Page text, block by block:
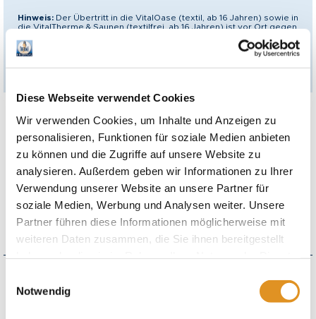
Diese Webseite verwendet Cookies
Wir verwenden Cookies, um Inhalte und Anzeigen zu
personalisieren, Funktionen für soziale Medien anbieten
zu können und die Zugriffe auf unsere Website zu
analysieren. Außerdem geben wir Informationen zu Ihrer
Verwendung unserer Website an unsere Partner für
soziale Medien, Werbung und Analysen weiter. Unsere
Partner führen diese Informationen möglicherweise mit
weiteren Daten zusammen, die Sie ihnen bereitgestellt
Cookies, wenn Sie unsere Webseite weiterhin nutzen.
Notwendig
Hinweis: Der Übertritt in die VitalOase (textil, ab 16 Jahren) sowie in
die VitalTherme & Saunen (textilfrei, ab 16 Jahren) ist vor Ort gegen
den regulären Öffnungszeiten schließen.
Im limitierten Eventticket* enthalten:
1x Tageseintritt Therme am
inkl. Nachtbaden Eventticket ab 19:00 Uhr bis 02:00 Uhr am
Folgetag (06. September 2026)
inkl. Wellenbad & Galaxy Rutschenwelt (bis 24 Uhr)
einlösbar am 05.09.2026
Print@Home